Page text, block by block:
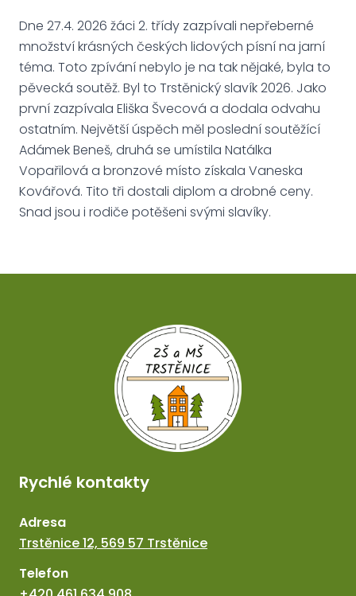
Dne 27.4. 2026 žáci 2. třídy zazpívali nepřeberné
množství krásných českých lidových písní na jarní
téma. Toto zpívání nebylo je na tak nějaké, byla to
pěvecká soutěž. Byl to Trstěnický slavík 2026. Jako
první zazpívala Eliška Švecová a dodala odvahu
ostatním. Největší úspěch měl poslední soutěžící
Adámek Beneš, druhá se umístila Natálka
Vopařilová a bronzové místo získala Vaneska
Kovářová. Tito tři dostali diplom a drobné ceny.
Snad jsou i rodiče potěšeni svými slavíky.
Rychlé kontakty
Adresa
Trstěnice 12, 569 57 Trstěnice
Telefon